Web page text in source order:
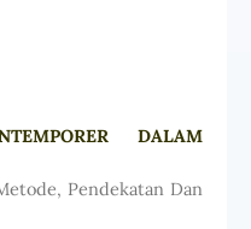
DALAM
Pendekatan Dan